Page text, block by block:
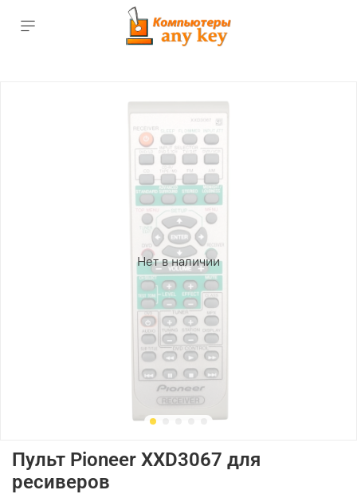
Нет в наличии
Пульт Pioneer XXD3067 для
ресиверов